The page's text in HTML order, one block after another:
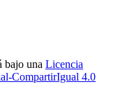
bajo una Licencia
CompartirIgual 4.0